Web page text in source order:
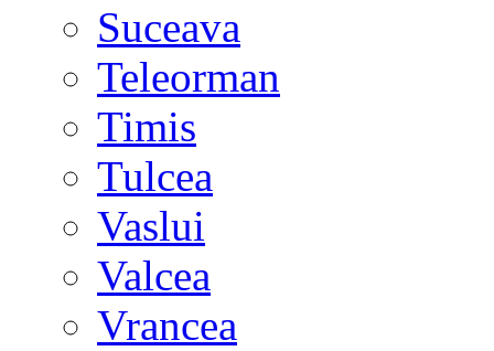
Suceava
Teleorman
Timis
Tulcea
Vaslui
Valcea
Vrancea